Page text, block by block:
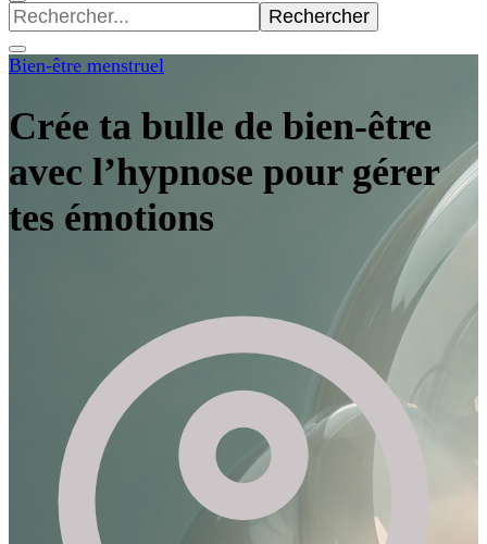
Recherche
pour
:Bien-être menstruel
Crée ta bulle de bien-être
avec l’hypnose pour gérer
tes émotions